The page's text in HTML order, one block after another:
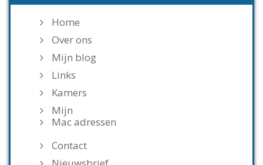
Home
Over ons
Mijn blog
Links
Kamers
Mijn
Mac adressen
Contact